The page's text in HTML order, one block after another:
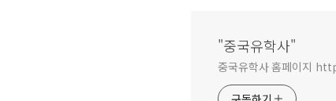
"중국유학사"
중국유학사 홈페이지